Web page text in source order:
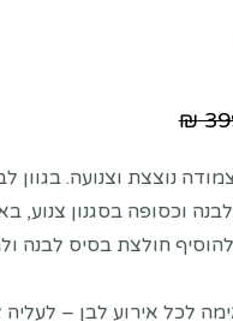
₪
נוצצת וצנועה. בגוון
וכסופה בסגנון צנוע,
להוסיף חולצת בסיס לבנה
לכל אירוע לבן – לעליה